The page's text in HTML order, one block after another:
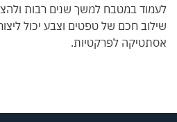
לעמוד במטבח למשך שנים רבות
שילוב חכם של טפטים וצבע יכול
אסתטיקה לפרקטיות.